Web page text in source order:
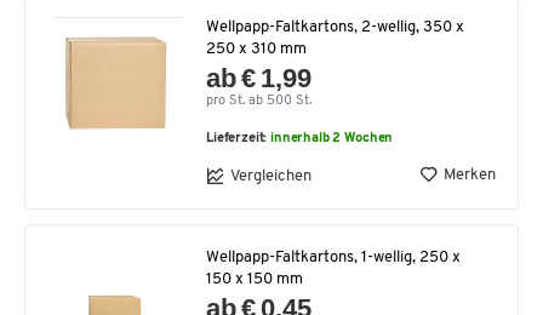
Wellpapp-Faltkartons, 2-wellig, 350 x
250 x 310 mm
ab € 1,99
pro St. ab 500 St.
Lieferzeit:innerhalb 2 Wochen
Vergleichen Merken
Wellpapp-Faltkartons, 1-wellig, 250 x
150 x 150 mm
ab € 0,45